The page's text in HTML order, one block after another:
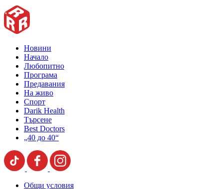
Новини
Начало
Любопитно
Програма
Предавания
На живо
Спорт
Darik Health
Търсене
Best Doctors
„40 до 40“
Общи условия